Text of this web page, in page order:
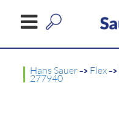
Hans Sauer-> Flex->
277940